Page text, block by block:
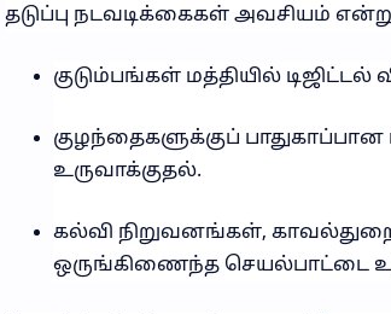
தடுப்பு நடவடிக்கைகள் அவசியம்
குடும்பங்கள் மத்தியில்
குழந்தைகளுக்குப்
உருவாக்குதல்.
கல்வி நிறுவனங்கள்,
ஒருங்கிணைந்த செயல்பாட்டை